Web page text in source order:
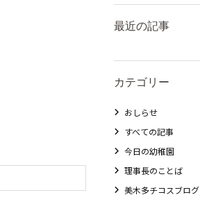
最近の記事
カテゴリー
おしらせ
すべての記事
今日の幼稚園
理事長のことば
美木多チコスブログ